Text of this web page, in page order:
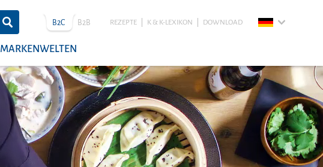
REZEPTE K & K-LEXIKON DOWNLOAD
B2C B2B
MARKENWELTEN